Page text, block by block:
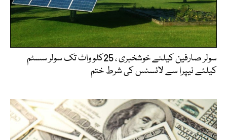
سولر صارفین کیلئے خوشخبری ، 25کلو واٹ تک سولر سسٹم
کیلئے نیپرا سے لائسنس کی شرط ختم